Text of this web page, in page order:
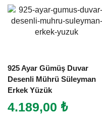
925 Ayar Gümüş Duvar
Desenli Mührü Süleyman
Erkek Yüzük
4.189,00 ₺